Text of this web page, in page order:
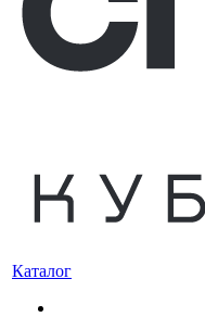
Каталог